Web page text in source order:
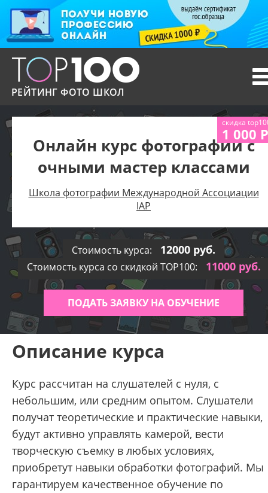
РЕЙТИНГ ФОТО ШКОЛ
скидка
1 000 Р
Онлайн курс фотографии с
очными мастер классами
Школа фотографии Международной Ассоциации
IAP
Стоимость курса: 12000 руб.
Стоимость курса со скидкой TOP100: 11000 руб.
ПОДАТЬ ЗАЯВКУ НА ОБУЧЕНИЕ
Описание курса
Курс рассчитан на слушателей с нуля, с
небольшим, или средним опытом. Слушатели
получат теоретические и практические навыки,
будут активно управлять камерой, вести
творческую съемку в любых условиях,
приобретут навыки обработки фотографий. Мы
гарантируем качественное обучение по